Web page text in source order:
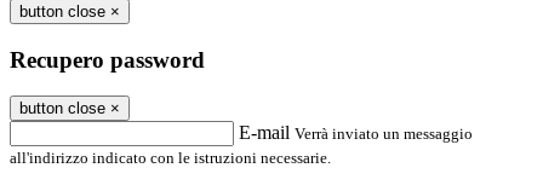
button close ×
Recupero password
button close ×
E-mail Verrà inviato un messaggio
all'indirizzo indicato con le istruzioni necessarie.